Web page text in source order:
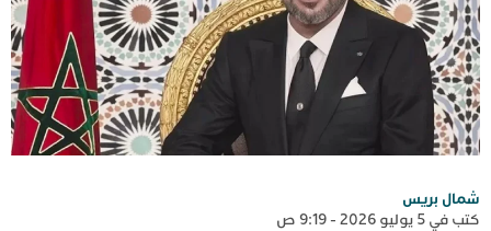
شمال بريس
كتب في 5 يوليو 2026 - 9:19 ص